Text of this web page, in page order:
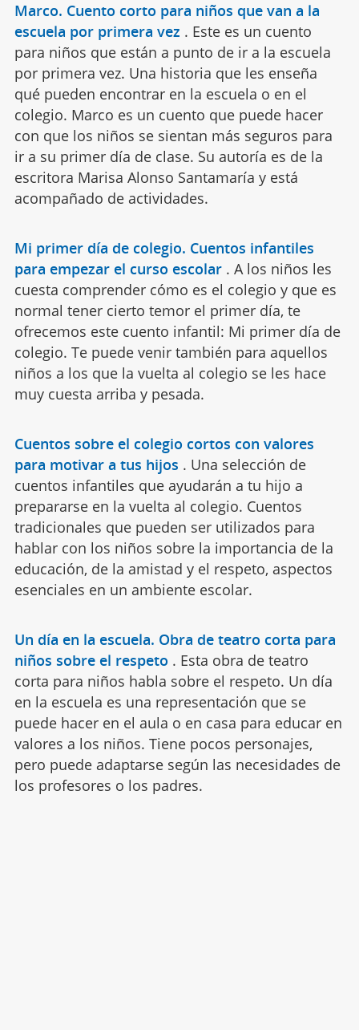
Marco. Cuento corto para niños que van a la
escuela por primera vez . Este es un cuento
para niños que están a punto de ir a la escuela
por primera vez. Una historia que les enseña
qué pueden encontrar en la escuela o en el
colegio. Marco es un cuento que puede hacer
con que los niños se sientan más seguros para
ir a su primer día de clase. Su autoría es de la
escritora Marisa Alonso Santamaría y está
acompañado de actividades.
Mi primer día de colegio. Cuentos infantiles
para empezar el curso escolar . A los niños les
cuesta comprender cómo es el colegio y que es
normal tener cierto temor el primer día, te
ofrecemos este cuento infantil: Mi primer día de
colegio. Te puede venir también para aquellos
niños a los que la vuelta al colegio se les hace
muy cuesta arriba y pesada.
Cuentos sobre el colegio cortos con valores
para motivar a tus hijos . Una selección de
cuentos infantiles que ayudarán a tu hijo a
prepararse en la vuelta al colegio. Cuentos
tradicionales que pueden ser utilizados para
hablar con los niños sobre la importancia de la
educación, de la amistad y el respeto, aspectos
esenciales en un ambiente escolar.
Un día en la escuela. Obra de teatro corta para
niños sobre el respeto . Esta obra de teatro
corta para niños habla sobre el respeto. Un día
en la escuela es una representación que se
puede hacer en el aula o en casa para educar en
valores a los niños. Tiene pocos personajes,
pero puede adaptarse según las necesidades de
los profesores o los padres.